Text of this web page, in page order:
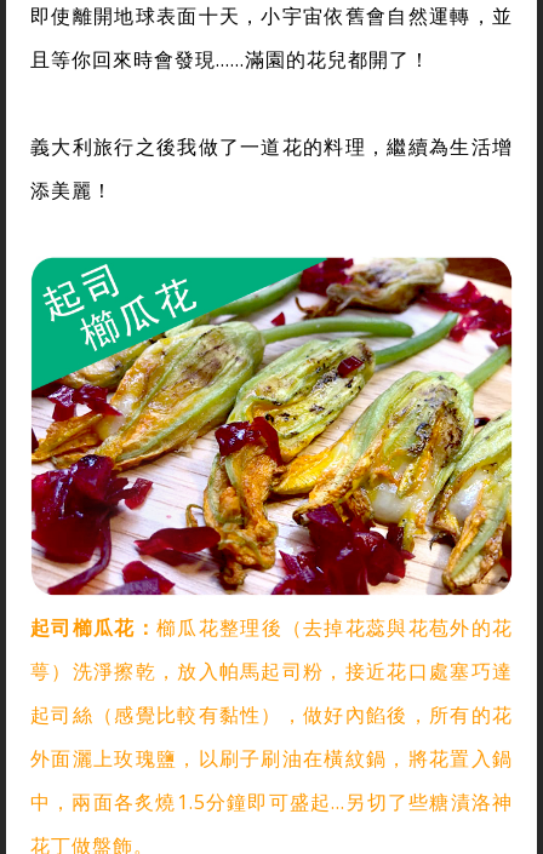
即使離開地球表面十天，小宇宙依舊會自然運轉，並
且等你回來時會發現……滿園的花兒都開了！
義大利旅行之後我做了一道花的料理，繼續為生活增
添美麗！
起司櫛瓜花： 櫛瓜花整理後（去掉花蕊與花苞外的花
萼）洗淨擦乾，放入帕馬起司粉，接近花口處塞巧達
起司絲（感覺比較有黏性），做好內餡後，所有的花
外面灑上玫瑰鹽，以刷子刷油在橫紋鍋，將花置入鍋
中，兩面各炙燒1.5分鐘即可盛起…另切了些糖漬洛神
花丁做盤飾。